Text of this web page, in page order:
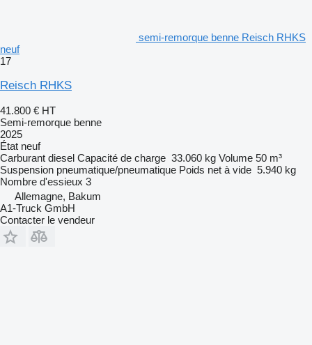
semi-remorque benne Reisch RHKS
neuf
17
Reisch RHKS
41.800 € HT
Semi-remorque benne
2025
État neuf
Carburant diesel Capacité de charge 33.060 kg Volume 50 m³
Suspension pneumatique/pneumatique Poids net à vide 5.940 kg
Nombre d'essieux 3
Allemagne, Bakum
A1-Truck GmbH
Contacter le vendeur